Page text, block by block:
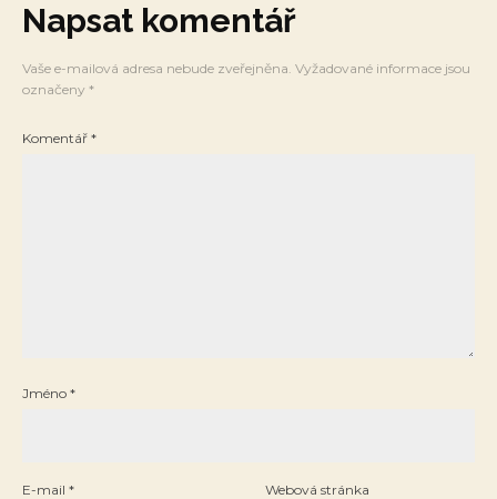
Napsat komentář
Vaše e-mailová adresa nebude zveřejněna. Vyžadované informace jsou
označeny *
Komentář *
Jméno *
E-mail * Webová stránka